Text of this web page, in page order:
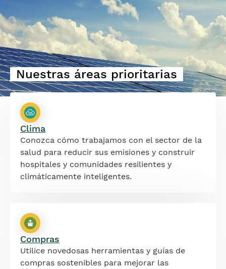
Nuestras áreas prioritarias
Clima
Conozca cómo trabajamos con el sector de la
salud para reducir sus emisiones y construir
hospitales y comunidades resilientes y
climáticamente inteligentes.
Compras
Utilice novedosas herramientas y guías de
compras sostenibles para mejorar las